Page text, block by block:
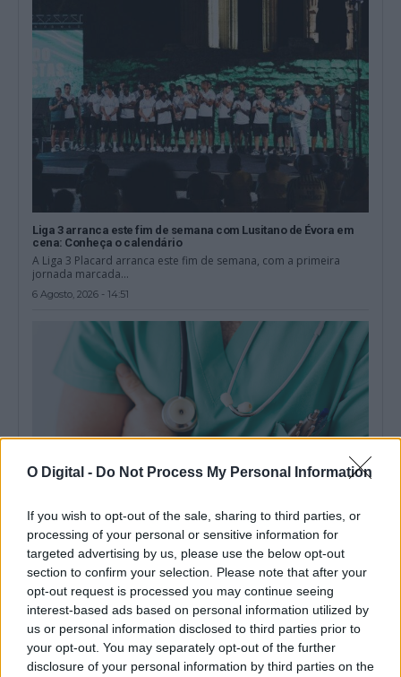
O Digital - Do Not Process My Personal Information
If you wish to opt-out of the sale, sharing to third parties, or
processing of your personal or sensitive information for
targeted advertising by us, please use the below opt-out
section to confirm your selection. Please note that after your
opt-out request is processed you may continue seeing
interest-based ads based on personal information utilized by
us or personal information disclosed to third parties prior to
your opt-out. You may separately opt-out of the further
disclosure of your personal information by third parties on the
Liga 3 arranca este fim de semana com Lusitano de Évora em
cena: Conheça o calendário
A Liga 3 Placard arranca este fim de semana, com a primeira
jornada marcada...
6 Agosto, 2026 - 14:51
Chega exige solução do Governo para eventual saída de
médicos do distrito de Beja
O deputado do Chega por Beja quer saber qual a solução do
Governo para,...
6 Agosto, 2026 - 12:02